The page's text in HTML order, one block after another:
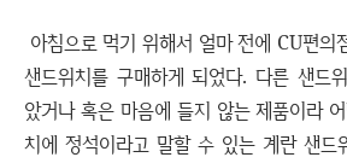
아침으로 먹기 위해서 얼마 전에 CU편의
샌드위치를 구매하게 되었다. 다른 샌드
았거나 혹은 마음에 들지 않는 제품이라
치에 정석이라고 말할 수 있는 계란 샌드